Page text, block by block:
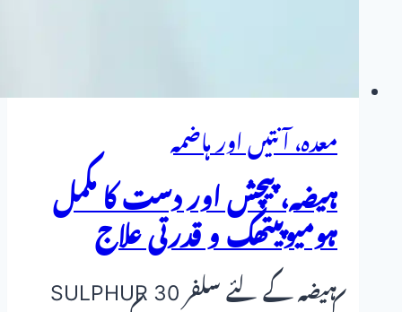
معدہ، آنتیں اور ہاضمہ
ہیضہ، پیچش اور دست کا مکمل
ہومیوپیتھک و قدرتی علاج
ہیضہ کے لئے سلفر 30 SULPHUR